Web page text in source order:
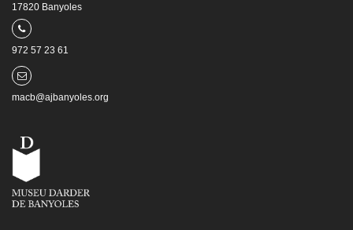
17820 Banyoles
972 57 23 61
macb@ajbanyoles.org